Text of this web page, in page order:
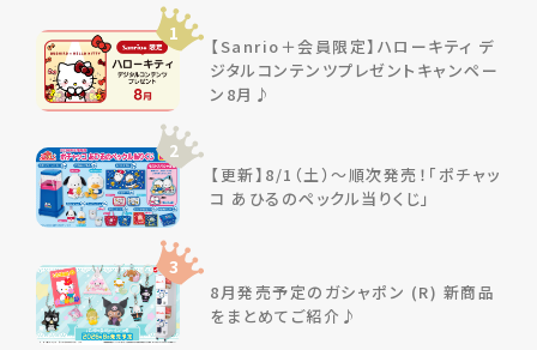
1
【Sanrio＋会員限定】ハローキティ デ
ジタルコンテンツプレゼントキャンペー
ン8月♪
2
【更新】8/1（土）～順次発売！「ポチャッ
コ あひるのペックル当りくじ」
3
8月発売予定のガシャポン (R) 新商品
をまとめてご紹介♪